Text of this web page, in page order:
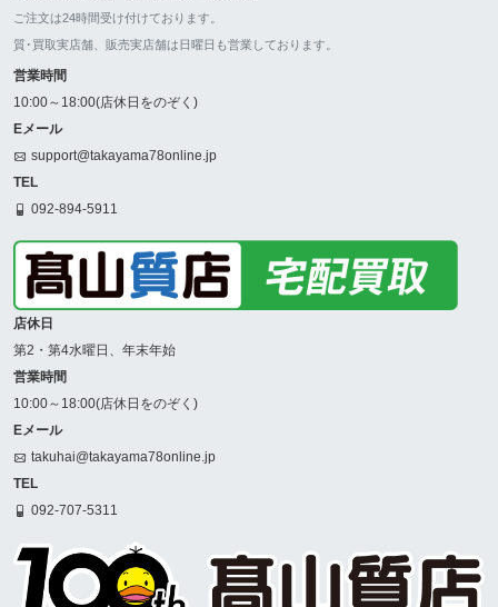
ご注文は24時間受け付けております。
質･買取実店舗、販売実店舗は日曜日も営業しております。
営業時間
10:00～18:00(店休日をのぞく)
Eメール
support@takayama78online.jp
TEL
092-894-5911
店休日
第2・第4水曜日、年末年始
営業時間
10:00～18:00(店休日をのぞく)
Eメール
takuhai@takayama78online.jp
TEL
092-707-5311